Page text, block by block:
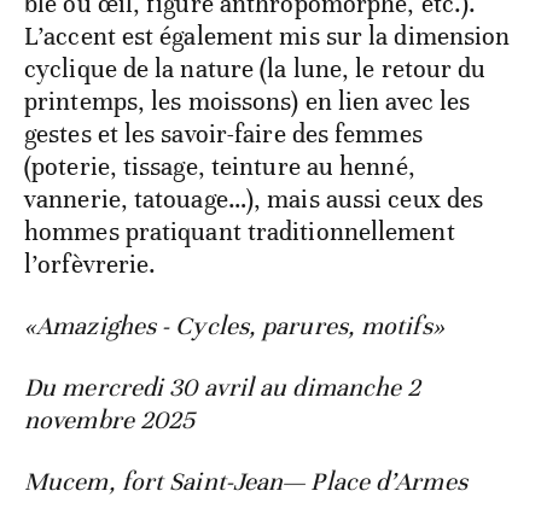
L’accent est également mis sur la dimension
cyclique de la nature (la lune, le retour du
printemps, les moissons) en lien avec les
gestes et les savoir-faire des femmes
(poterie, tissage, teinture au henné,
vannerie, tatouage…), mais aussi ceux des
hommes pratiquant traditionnellement
l’orfèvrerie.
«Amazighes - Cycles, parures, motifs»
Du mercredi 30 avril au dimanche 2
novembre 2025
Mucem, fort Saint-Jean— Place d’Armes